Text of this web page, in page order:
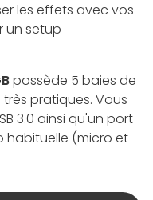
les effets avec vos
un setup
possède 5 baies de
très pratiques. Vous
3.0 ainsi qu'un port
habituelle (micro et